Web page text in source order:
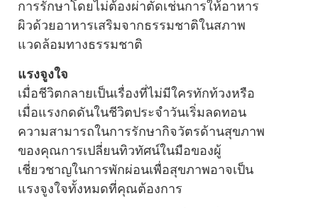
การรักษาโดยไม่ต้องผ่าตัดเช่นการให้อาหาร
ผิวด้วยอาหารเสริมจากธรรมชาติในสภาพ
แวดล้อมทางธรรมชาติ
แรงจูงใจ
เมื่อชีวิตกลายเป็นเรื่องที่ไม่มีใครทักท้วงหรือ
เมื่อแรงกดดันในชีวิตประจําวันเริ่มลดทอน
ความสามารถในการรักษากิจวัตรด้านสุขภาพ
ของคุณการเปลี่ยนทิวทัศน์ในมือของผู้
เชี่ยวชาญในการพักผ่อนเพื่อสุขภาพอาจเป็น
แรงจูงใจทั้งหมดที่คุณต้องการ